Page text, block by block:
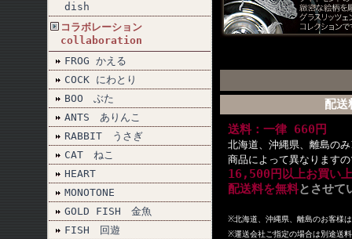
dish
コラボレーション
collaboration
FROG かえる
COCK にわとり
BOO ぶた
ANTS ありんこ
RABBIT うさぎ
CAT ねこ
HEART
MONOTONE
GOLD FISH 金魚
FISH 回遊
配送
送料：一律 660円
北海道、沖縄県、離島の
商品によって異なります
16,500円以上お買い
配送料を無料とさせて
※北海道、沖縄県、離島のお客様
※運送会社ご指定の場合は別途送